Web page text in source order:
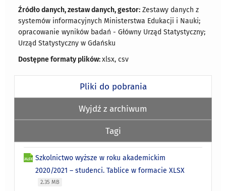
Źródło danych, zestaw danych, gestor:Zestawy danych z
systemów informacyjnych Ministerstwa Edukacji i Nauki;
opracowanie wyników badań - Główny Urząd Statystyczny;
Urząd Statystyczny w Gdańsku
Dostępne formaty plików:xlsx, csv
Pliki do pobrania
Wyjdź z archiwum
Tagi
Szkolnictwo wyższe w roku akademickim
2020/2021 – studenci. Tablice w formacie XLSX
2.35 MB